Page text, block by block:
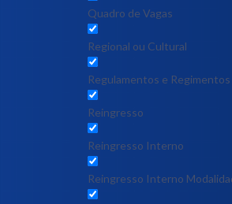
Quadro de Vagas
Regional ou Cultural
Regulamentos e Regimentos
Reingresso
Reingresso Interno
Reingresso Interno